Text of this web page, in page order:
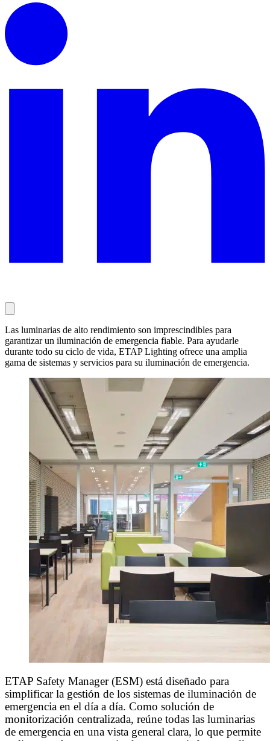
Las luminarias de alto rendimiento son imprescindibles para
garantizar un iluminación de emergencia fiable. Para ayudarle
durante todo su ciclo de vida, ETAP Lighting ofrece una amplia
gama de sistemas y servicios para su iluminación de emergencia.
ETAP Safety Manager (ESM) está diseñado para
simplificar la gestión de los sistemas de iluminación de
emergencia en el día a día. Como solución de
monitorización centralizada, reúne todas las luminarias
de emergencia en una vista general clara, lo que permite